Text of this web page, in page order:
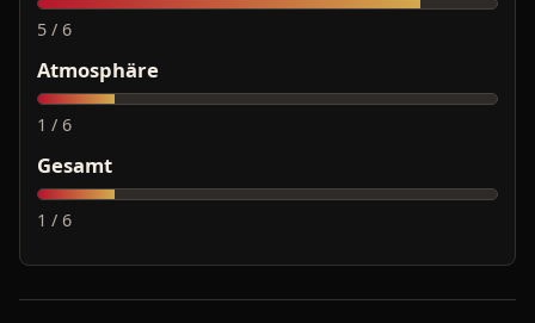
5 / 6
Atmosphäre
1 / 6
Gesamt
1 / 6